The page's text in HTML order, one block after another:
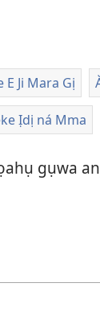
E Ji Mara Gị
Ịdị ná Mma
gụwa